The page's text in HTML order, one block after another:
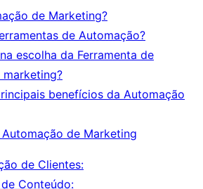
de Marketing?
de Automação?
escolha da Ferramenta de
benefícios da Automação
de Marketing
de Clientes:
Conteúdo: